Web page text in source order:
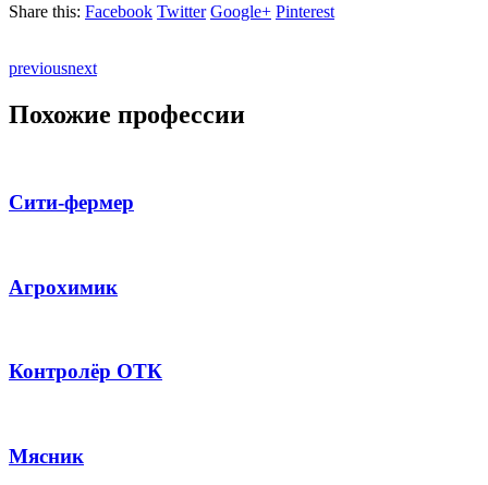
Share this: Facebook Twitter Google+ Pinterest
previousnext
Похожие профессии
Сити-фермер
Агрохимик
Контролёр ОТК
Мясник